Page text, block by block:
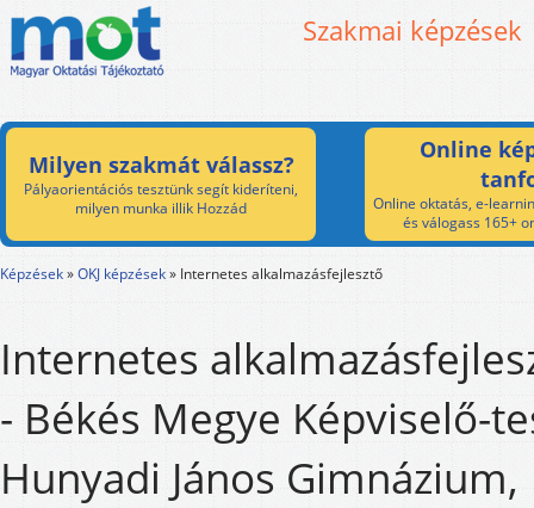
Szakmai képzések
Milyen szakmát válassz?
Pályaorientációs tesztünk segít kideríteni,
milyen munka illik Hozzád
Online
Online oktatás, e-
és válogass 165+
Képzések»OKJ képzések» Internetes alkalmazásfejlesztő
Internetes
- Békés Megye Képviselő-
Hunyadi János Gimnázium,